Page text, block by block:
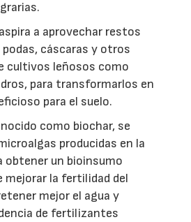
a aprovechar restos
cáscaras y otros
cultivos leñosos como
para transformarlos en
para el suelo.
como biochar, se
producidas en la
obtener un bioinsumo
mejorar la fertilidad del
mejor el agua y
de fertilizantes